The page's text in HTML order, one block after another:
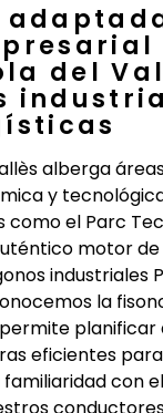
del
alberga
y
como el Parc
motor
industriales
la
planificar
eficientes
con